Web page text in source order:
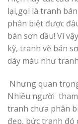
lại,gọi là tranh
phân biệt được
bán sơn dầu! Vì
kỹ, tranh vẽ bán
dày màu như
Nhưng quan
Nhiều người
tranh chưa phân
đẹp, bức tranh đó